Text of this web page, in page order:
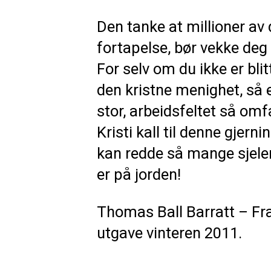
Den tanke at millioner
fortapelse, bør vekke
For selv om du ikke er
den kristne menighet, så
stor, arbeidsfeltet så
Kristi kall til denne
kan redde så mange
er på jorden!
Thomas Ball Barratt –
utgave vinteren 2011.